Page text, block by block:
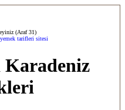
(Araf 31)
tarifleri sitesi
Karadeniz